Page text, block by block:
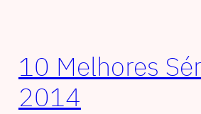
10 Melhores
2014